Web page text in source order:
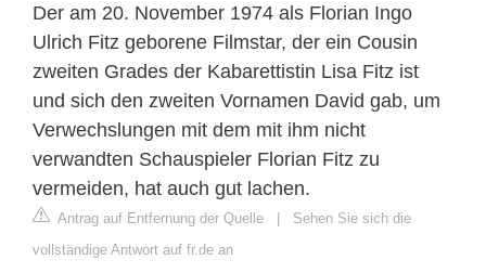
Der am 20. November 1974 als Florian Ingo
Ulrich Fitz geborene Filmstar, der ein Cousin
zweiten Grades der Kabarettistin Lisa Fitz ist
und sich den zweiten Vornamen David gab, um
Verwechslungen mit dem mit ihm nicht
verwandten Schauspieler Florian Fitz zu
vermeiden, hat auch gut lachen.
Antrag auf Entfernung der Quelle | Sehen Sie sich die
vollständige Antwort auf fr.de an